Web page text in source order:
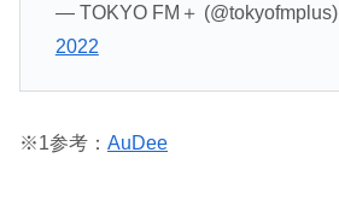
— TOKYO FM＋ (@tokyofmplus)
2022
※1参考： AuDee